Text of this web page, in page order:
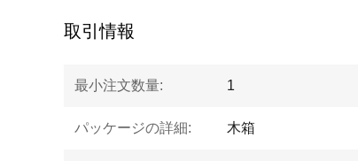
取引情報
最小注文数量: 1
パッケージの詳細: 木箱